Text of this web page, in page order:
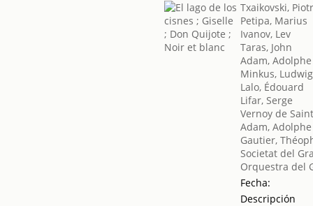
Txaikovski,
Petipa, Marius
Ivanov, Lev
Taras, John
Adam, Adolphe
Minkus, Ludwig
Lalo, Édouard
Lifar, Serge
Vernoy de
Adam, Adolphe
Gautier,
Societat del
Orquestra del
Fecha:
Descripción